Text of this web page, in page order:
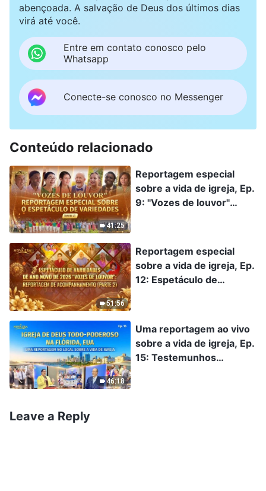
abençoada. A salvação de Deus dos últimos dias
virá até você.
Entre em contato conosco pelo
Whatsapp
Conecte-se conosco no Messenger
Conteúdo relacionado
41:25
Reportagem especial
sobre a vida de igreja, Ep.
9: "Vozes de louvor"
variedades (Parte 2)
51:56
Reportagem especial
sobre a vida de igreja, Ep.
12: Espetáculo de
louvor": Reportagem de
acompanhamento (Parte
2)
46:18
Uma reportagem ao vivo
sobre a vida de igreja, Ep.
15: Testemunhos
Leave a Reply